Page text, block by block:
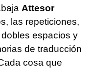
Attesor
las repeticiones,
espacios y
de traducción
cosa que